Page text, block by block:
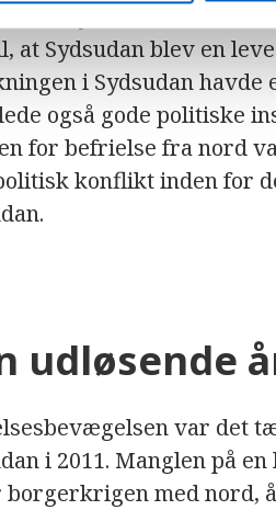
i syd om løsrivelse
at Sydsudan blev en
i Sydsudan
også gode politiske
for befrielse fra nord
konflikt inden for
udløsende
var det
i 2011. Manglen på
borgerkrigen med nord,